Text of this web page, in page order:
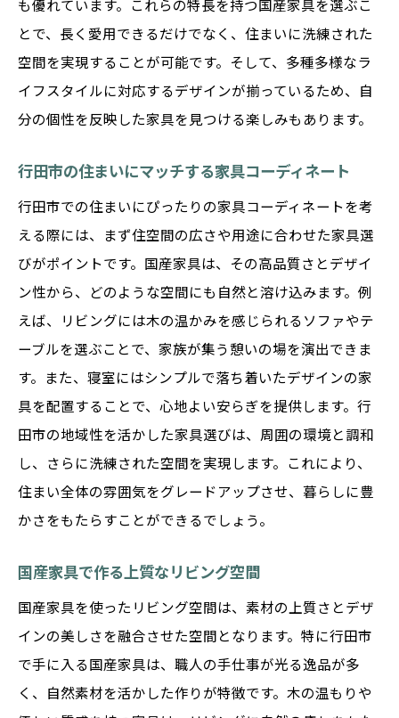
も優れています。これらの特長を持つ国産家具を選ぶこ
とで、長く愛用できるだけでなく、住まいに洗練された
空間を実現することが可能です。そして、多種多様なラ
イフスタイルに対応するデザインが揃っているため、自
分の個性を反映した家具を見つける楽しみもあります。
行田市の住まいにマッチする家具コーディネート
行田市での住まいにぴったりの家具コーディネートを考
える際には、まず住空間の広さや用途に合わせた家具選
びがポイントです。国産家具は、その高品質さとデザイ
ン性から、どのような空間にも自然と溶け込みます。例
えば、リビングには木の温かみを感じられるソファやテ
ーブルを選ぶことで、家族が集う憩いの場を演出できま
す。また、寝室にはシンプルで落ち着いたデザインの家
具を配置することで、心地よい安らぎを提供します。行
田市の地域性を活かした家具選びは、周囲の環境と調和
し、さらに洗練された空間を実現します。これにより、
住まい全体の雰囲気をグレードアップさせ、暮らしに豊
かさをもたらすことができるでしょう。
国産家具で作る上質なリビング空間
国産家具を使ったリビング空間は、素材の上質さとデザ
インの美しさを融合させた空間となります。特に行田市
で手に入る国産家具は、職人の手仕事が光る逸品が多
く、自然素材を活かした作りが特徴です。木の温もりや